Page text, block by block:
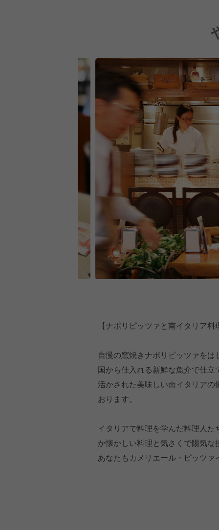
【ナポリピッツァと南イタリア
自慢の窯焼きナポリピッツァを
国から仕入れる新鮮な魚介で仕
活かされた美味しい南イタリア
おります。
イタリアで料理を学んだ料理人
か懐かしい料理と気さくで陽気
あなたもカメリエール・ピッツ